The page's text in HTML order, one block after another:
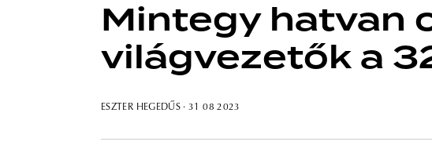
Mintegy hatvan
világvezetők a
ESZTER HEGEDŰS · 31 08 2023